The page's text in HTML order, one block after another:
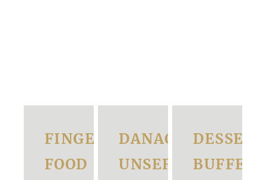
FINGER­
FOOD
DANACH
UNSER
BUFFET